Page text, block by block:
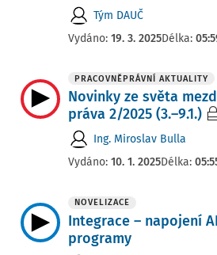
Tým DAUČ
Vydáno: 19. 3. 2025Délka:
PRACOVNĚPRÁVNÍ AKTUALITY
Novinky ze světa
práva 2/2025 (3.–9.1.)
Ing. Miroslav Bulla
Vydáno: 10. 1. 2025Délka:
NOVELIZACE
Integrace – napojení
programy